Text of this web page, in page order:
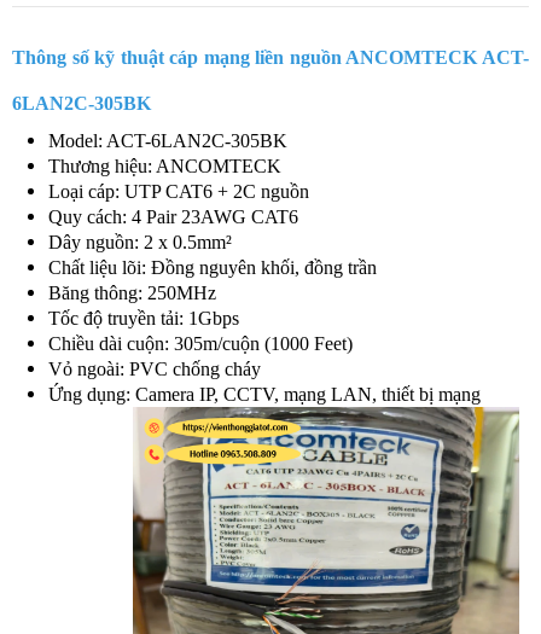
Thông số kỹ thuật cáp mạng liền nguồn ANCOMTECK ACT-
6LAN2C-305BK
Model: ACT-6LAN2C-305BK
Thương hiệu: ANCOMTECK
Loại cáp: UTP CAT6 + 2C nguồn
Quy cách: 4 Pair 23AWG CAT6
Dây nguồn: 2 x 0.5mm²
Chất liệu lõi: Đồng nguyên khối, đồng trần
Băng thông: 250MHz
Tốc độ truyền tải: 1Gbps
Chiều dài cuộn: 305m/cuộn (1000 Feet)
Vỏ ngoài: PVC chống cháy
Ứng dụng: Camera IP, CCTV, mạng LAN, thiết bị mạng